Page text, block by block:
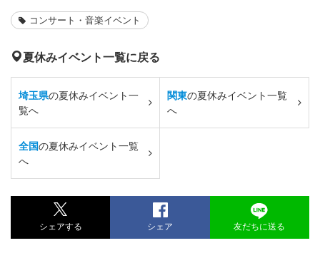
コンサート・音楽イベント
夏休みイベント一覧に戻る
埼玉県の夏休みイベント一
覧へ
関東の夏休みイベント一覧
へ
全国の夏休みイベント一覧
へ
シェアする シェア 友だちに送る